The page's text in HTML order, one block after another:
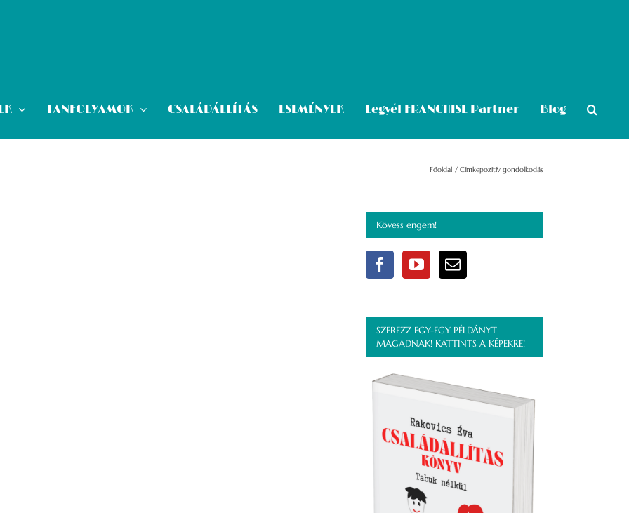
TANFOLYAMOK CSALÁDÁLLÍTÁS ESEMÉNYEK Legyél FRANCHISE Partner Blog
Főoldal Címkepozitív gondolkodás
Kövess engem!
SZEREZZ EGY-EGY PÉLDÁNYT
MAGADNAK! KATTINTS A KÉPEKRE!